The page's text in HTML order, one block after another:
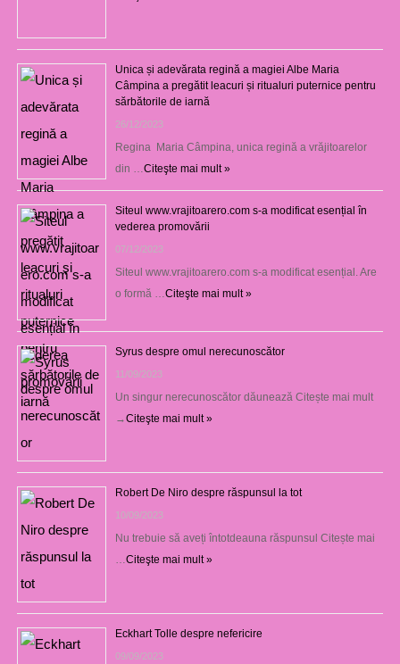
Unica și adevărata regină a magiei Albe Maria
Câmpina a pregătit leacuri și ritualuri puternice pentru
sărbătorile de iarnă
26/12/2023
Regina Maria Câmpina, unica regină a vrăjitoarelor
din … Citeşte mai mult »
Siteul www.vrajitoarero.com s-a modificat esențial în
vederea promovării
07/12/2023
Siteul www.vrajitoarero.com s-a modificat esențial. Are
o formă … Citeşte mai mult »
Syrus despre omul nerecunoscător
11/09/2023
Un singur nerecunoscător dăunează Citește mai mult
→Citeşte mai mult »
Robert De Niro despre răspunsul la tot
10/09/2023
Nu trebuie să aveți întotdeauna răspunsul Citește mai
Citeşte mai mult »
Eckhart Tolle despre nefericire
09/09/2023